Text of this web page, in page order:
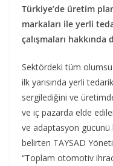
Türkiye’de üretim
markaları ile yerli
çalışmaları
Sektördeki tüm
ilk yarısında yerli
sergilediğini ve
ve iç pazarda elde
ve adaptasyon
belirten TAYSAD
“Toplam otomotiv